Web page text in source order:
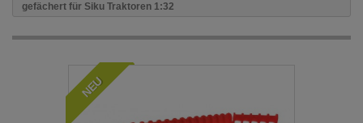
gefächert für Siku Traktoren 1:32
NEU